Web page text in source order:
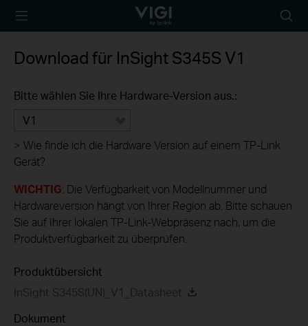
TP-Link, Reliably
Download für InSight S345S V1
Bitte wählen Sie Ihre Hardware-Version aus.:
V1
> Wie finde ich die Hardware Version auf einem TP-Link
Gerät?
WICHTIG: Die Verfügbarkeit von Modellnummer und
Hardwareversion hängt von Ihrer Region ab. Bitte schauen
Sie auf Ihrer lokalen TP-Link-Webpräsenz nach, um die
Produktverfügbarkeit zu überprüfen.
Produktübersicht
InSight S345S(UN)_V1_Datasheet
Dokument